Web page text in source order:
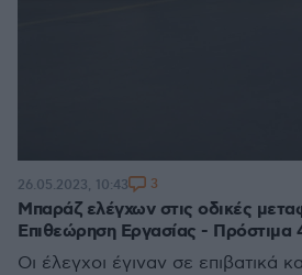
Μπαράζ ελέγχων στις οδικές
Επιθεώρηση Εργασίας -
Οι έλεγχοι έγιναν σε επιβατικά
26.05.2023, 10:43 3